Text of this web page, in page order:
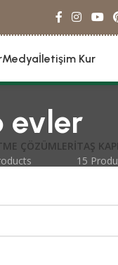
Medyaİletişim Kur
evler
ÇÖZÜMLERITAŞ
15